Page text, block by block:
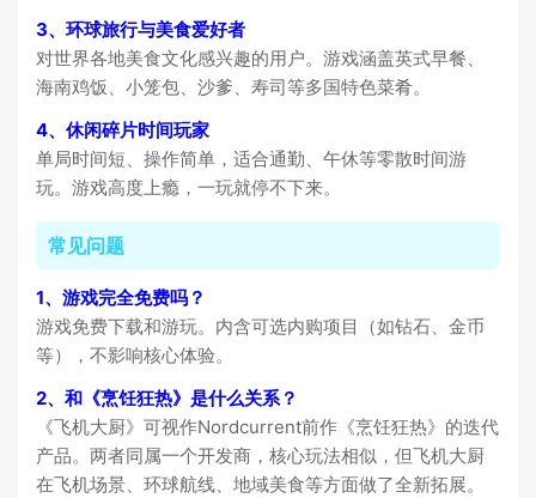
3、环球旅行与美食爱好者
对世界各地美食文化感兴趣的用户。游戏涵盖英式早餐、
海南鸡饭、小笼包、沙爹、寿司等多国特色菜肴。
4、休闲碎片时间玩家
单局时间短、操作简单，适合通勤、午休等零散时间游
玩。游戏高度上瘾，一玩就停不下来。
常见问题
1、游戏完全免费吗？
游戏免费下载和游玩。内含可选内购项目（如钻石、金币
等），不影响核心体验。
2、和《烹饪狂热》是什么关系？
《飞机大厨》可视作Nordcurrent前作《烹饪狂热》的迭代
产品。两者同属一个开发商，核心玩法相似，但飞机大厨
在飞机场景、环球航线、地域美食等方面做了全新拓展。